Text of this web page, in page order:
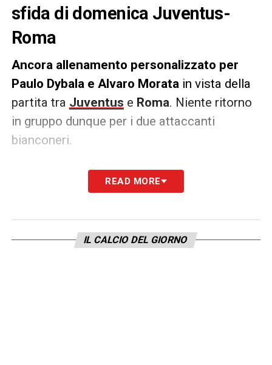
sfida di domenica Juventus-
Roma
Ancora allenamento personalizzato per
Paulo Dybala e Alvaro Morata in vista della
partita tra Juventus e Roma. Niente ritorno
in gruppo dunque per i due attaccanti
bianconeri.
Massimiliano Allegrisperava di avere
disposizione almeno l’argentino in vista del
econdo quanto riportato daSky Sport.
READ MORE
IL CALCIO DEL GIORNO